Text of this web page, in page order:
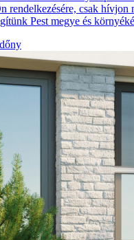
rendelkezésére, csak hívjon
Pest megye és